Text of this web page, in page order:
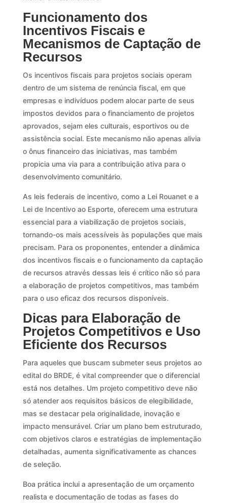
Funcionamento dos
Incentivos Fiscais e
Mecanismos de Captação de
Recursos
Os incentivos fiscais para projetos sociais operam
dentro de um sistema de renúncia fiscal, em que
empresas e indivíduos podem alocar parte de seus
impostos devidos para o financiamento de projetos
aprovados, sejam eles culturais, esportivos ou de
assistência social. Este mecanismo não apenas alivia
o ônus financeiro das iniciativas, mas também
propicia uma via para a contribuição ativa para o
desenvolvimento comunitário.
As leis federais de incentivo, como a Lei Rouanet e a
Lei de Incentivo ao Esporte, oferecem uma estrutura
essencial para a viabilização de projetos sociais,
tornando-os mais acessíveis às populações que mais
precisam. Para os proponentes, entender a dinâmica
dos incentivos fiscais e o funcionamento da captação
de recursos através dessas leis é crítico não só para
a elaboração de projetos competitivos, mas também
para o uso eficaz dos recursos disponíveis.
Dicas para Elaboração de
Projetos Competitivos e Uso
Eficiente dos Recursos
Para aqueles que buscam submeter seus projetos ao
edital do BRDE, é vital compreender que o diferencial
está nos detalhes. Um projeto competitivo deve não
só atender aos requisitos básicos de elegibilidade,
mas se destacar pela originalidade, inovação e
impacto mensurável. Criar um plano bem estruturado,
com objetivos claros e estratégias de implementação
detalhadas, aumenta significativamente as chances
de seleção.
Boa prática inclui a apresentação de um orçamento
realista e documentação de todas as fases do